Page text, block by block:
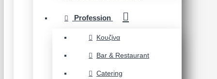
Profession
Κουζίνα
Bar & Restaurant
Catering